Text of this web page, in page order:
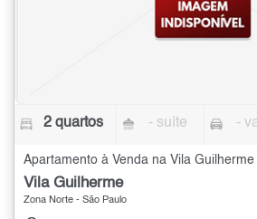
2 quartos - suíte -
Apartamento à Venda na Vila
Vila Guilherme
Zona Norte - São Paulo